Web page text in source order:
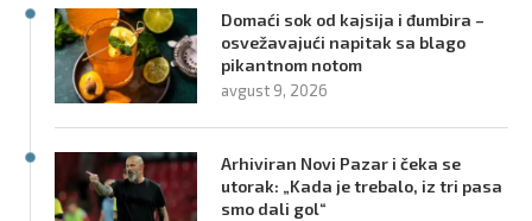
Domaći sok od kajsija i đumbira –
osvežavajući napitak sa blago
pikantnom notom
avgust 9, 2026
Arhiviran Novi Pazar i čeka se
utorak: „Kada je trebalo, iz tri pasa
smo dali gol“